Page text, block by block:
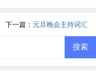
下一篇： 元旦晚会主持词汇